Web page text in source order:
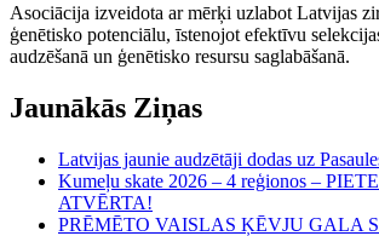
Asociācija izveidota ar mērķi uzlabot Latvijas
ģenētisko potenciālu, īstenojot efektīvu
audzēšanā un ģenētisko resursu saglabāšanā.
Jaunākās Ziņas
Latvijas jaunie audzētāji dodas uz
Kumeļu skate 2026 – 4 reģionos –
ATVĒRTA!
PRĒMĒTO VAISLAS ĶĒVJU GALA